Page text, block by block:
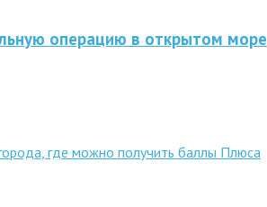
операцию в открытом море
где можно получить баллы Плюса